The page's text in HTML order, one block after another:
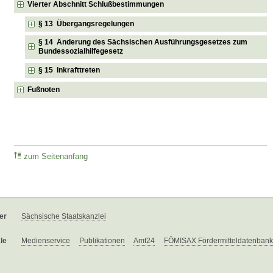
Vierter Abschnitt Schlußbestimmungen
§ 13 Übergangsregelungen
§ 14 Änderung des Sächsischen Ausführungsgesetzes zum
Bundessozialhilfegesetz
§ 15 Inkrafttreten
Fußnoten
zum Seitenanfang
Sächsische Staatskanzlei
Medienservice Publikationen Amt24 FÖMISAX Fördermitteldatenbank